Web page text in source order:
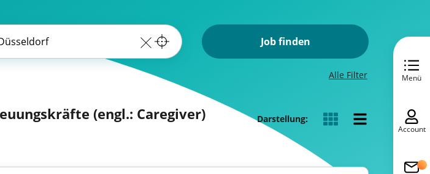
Job finden
Alle Filter
(engl.: Caregiver) Darstellung:
Menü
Account